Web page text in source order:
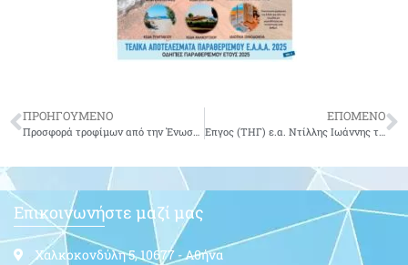
ΠΡΟΗΓΟΥΜΕΝΟ ΕΠΟΜΕΝΟ
Επγος (ΤΗΓ) ε.α. Ντίλλης Ιωάννης του Γρηγορίου
Επικοινωνήστε μαζί μας
Χαλκοκονδύλη 5, 10677 - Αθήνα